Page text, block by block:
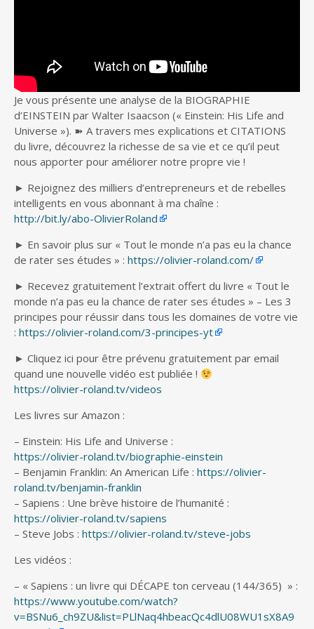
Je vous présente une analyse de la BIOGRAPHIE
d’EINSTEIN par Walter Isaacson (« Einstein: His Life and
Universe »). ➽ A travers mes explications et CITATIONS
du livre, découvrez la richesse de sa vie et ce qu’il peut
nous apporter pour améliorer notre propre vie !
► Rejoignez des milliers d’entrepreneurs et de rebelles
intelligents en vous abonnant à ma chaîne :
http://bit.ly/abo-OlivierRoland
► En savoir plus sur « Tout le monde n’a pas eu la chance
de rater ses études » : https://olivier-roland.com/
► Recevez gratuitement l’extrait offert du livre « Tout le
monde n’a pas eu la chance de rater ses études » – Les 3
principes pour réussir dans tous les domaines de votre vie
: https://olivier-roland.com/3-principes-yt
► Cliquez ici pour être prévenu gratuitement par email
quand une nouvelle vidéo est publiée !
https://olivier-roland.tv/videos
Les livres sur Amazon :
– Einstein: His Life and Universe :
https://olivier-roland.tv/biographie-einstein
– Benjamin Franklin: An American Life : https://olivier-
roland.tv/benjamin-franklin
– Sapiens : Une brève histoire de l’humanité :
https://olivier-roland.tv/sapiens
– Steve Jobs : https://olivier-roland.tv/steve-jobs
Les vidéos :
– « Sapiens : un livre qui DÉCAPE ton cerveau (144/365) » :
https://www.youtube.com/watch?
v=BSNu6_ch9ZU&list=PLlNaq4hbeacQc4dlU08WU1sX8A9